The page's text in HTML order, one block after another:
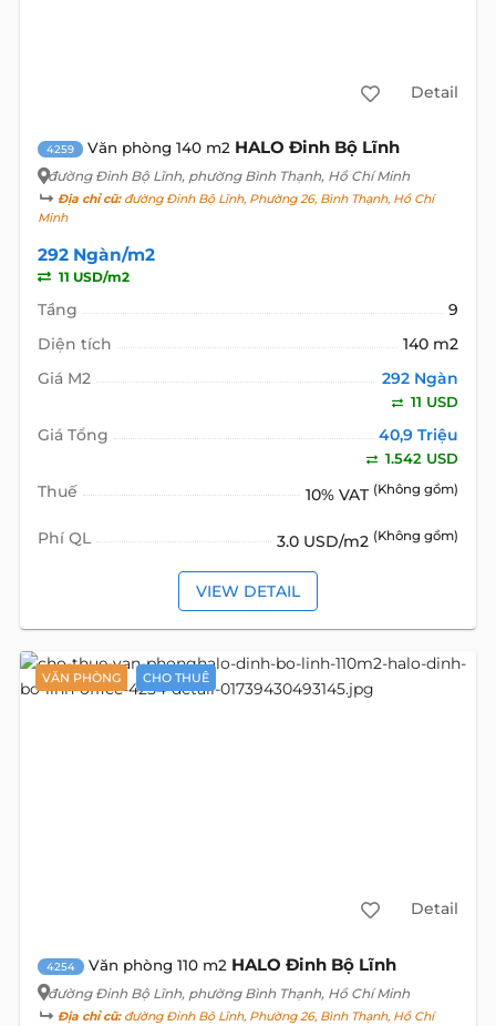
Detail
4259 Văn phòng 140 m2 HALO Đinh Bộ Lĩnh
đường Đinh Bộ Lĩnh, phường Bình Thạnh, Hồ Chí Minh
Địa chỉ cũ:đường Đinh Bộ Lĩnh, Phường 26, Bình Thạnh, Hồ Chí
Minh
292 Ngàn/m2
11 USD/m2
Tầng
9
Diện tích
140 m2
Giá M2
292 Ngàn
11 USD
Giá Tổng 40,9 Triệu
1.542 USD
Thuế 10% VAT (Không gồm)
Phí QL 3.0 USD/m2 (Không gồm)
VIEW DETAIL
VĂN PHÒNG CHO THUÊ
Detail
4254 Văn phòng 110 m2 HALO Đinh Bộ Lĩnh
đường Đinh Bộ Lĩnh, phường Bình Thạnh, Hồ Chí Minh
Địa chỉ cũ:đường Đinh Bộ Lĩnh, Phường 26, Bình Thạnh, Hồ Chí